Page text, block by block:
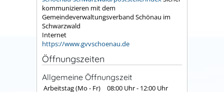
kommunizieren mit dem
Gemeindeverwaltungsverband Schönau im
Schwarzwald
Internet
https://www.gvvschoenau.de
Öffnungszeiten
Allgemeine Öffnungszeit
Arbeitstag (Mo - Fr) 08:00 Uhr- 12:00 Uhr